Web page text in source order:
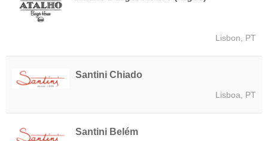
Lisbon, PT
Santini Chiado
Lisboa, PT
Santini Belém